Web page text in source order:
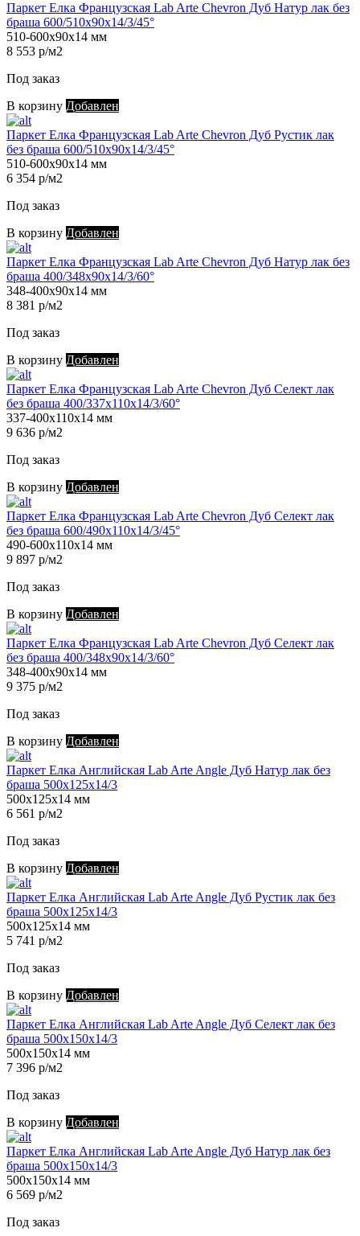
Паркет Елка Французская Lab Arte Chevron Дуб Натур лак без
браша 600/510х90х14/3/45°
510-600х90х14 мм
8 553 р/м2
Под заказ
В корзину Добавлен
Паркет Елка Французская Lab Arte Chevron Дуб Рустик лак
без браша 600/510х90х14/3/45°
510-600х90х14 мм
6 354 р/м2
Под заказ
В корзину Добавлен
Паркет Елка Французская Lab Arte Chevron Дуб Натур лак без
браша 400/348х90х14/3/60°
348-400х90х14 мм
8 381 р/м2
Под заказ
В корзину Добавлен
Паркет Елка Французская Lab Arte Chevron Дуб Селект лак
без браша 400/337х110х14/3/60°
337-400х110х14 мм
9 636 р/м2
Под заказ
В корзину Добавлен
Паркет Елка Французская Lab Arte Chevron Дуб Селект лак
без браша 600/490х110х14/3/45°
490-600х110х14 мм
9 897 р/м2
Под заказ
В корзину Добавлен
Паркет Елка Французская Lab Arte Chevron Дуб Селект лак
без браша 400/348х90х14/3/60°
348-400х90х14 мм
9 375 р/м2
Под заказ
В корзину Добавлен
Паркет Елка Английская Lab Arte Angle Дуб Натур лак без
браша 500х125х14/3
500х125х14 мм
6 561 р/м2
Под заказ
В корзину Добавлен
Паркет Елка Английская Lab Arte Angle Дуб Рустик лак без
браша 500х125х14/3
500х125х14 мм
5 741 р/м2
Под заказ
В корзину Добавлен
Паркет Елка Английская Lab Arte Angle Дуб Селект лак без
браша 500х150х14/3
500х150х14 мм
7 396 р/м2
Под заказ
В корзину Добавлен
Паркет Елка Английская Lab Arte Angle Дуб Натур лак без
браша 500х150х14/3
500х150х14 мм
6 569 р/м2
Под заказ